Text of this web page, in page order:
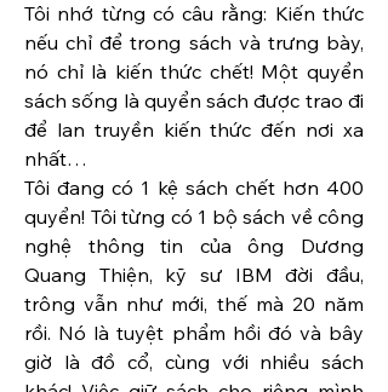
Tôi nhớ từng có câu rằng: Kiến thức
nếu chỉ để trong sách và trưng bày,
nó chỉ là kiến thức chết! Một quyển
sách sống là quyển sách được trao đi
để lan truyền kiến thức đến nơi xa
nhất…
Tôi đang có 1 kệ sách chết hơn 400
quyển! Tôi từng có 1 bộ sách về công
nghệ thông tin của ông Dương
Quang Thiện, kỹ sư IBM đời đầu,
trông vẫn như mới, thế mà 20 năm
rồi. Nó là tuyệt phẩm hồi đó và bây
giờ là đồ cổ, cùng với nhiều sách